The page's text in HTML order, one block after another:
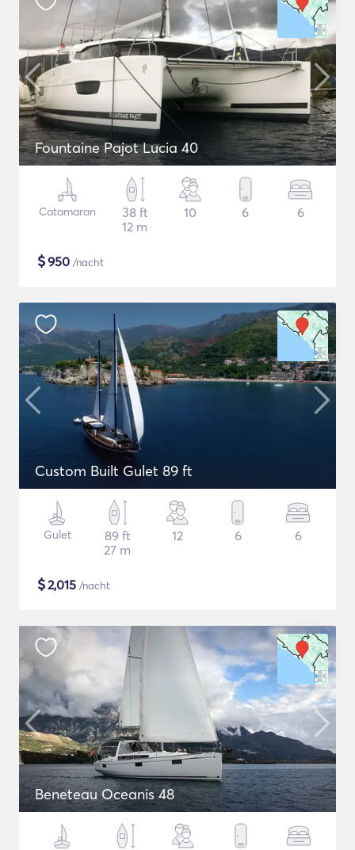
Fountaine Pajot Lucia 40
Catamaran
38 ft
12 m
10 6 6
$950 /nacht
Custom Built Gulet 89 ft
Gulet
89 ft
27 m
12 6 6
$2,015 /nacht
Beneteau Oceanis 48